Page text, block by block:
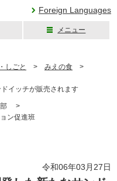
Foreign Languages
メニュー
しごと > みえの食 >
イッチが販売されます
部 >
ン促進班
令和06年03月27日